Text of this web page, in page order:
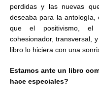
perdidas y las nuevas
deseaba para la
que el positivismo, el
cohesionador, transversal,
libro lo hiciera con una
Estamos ante un libro
hace especiales?